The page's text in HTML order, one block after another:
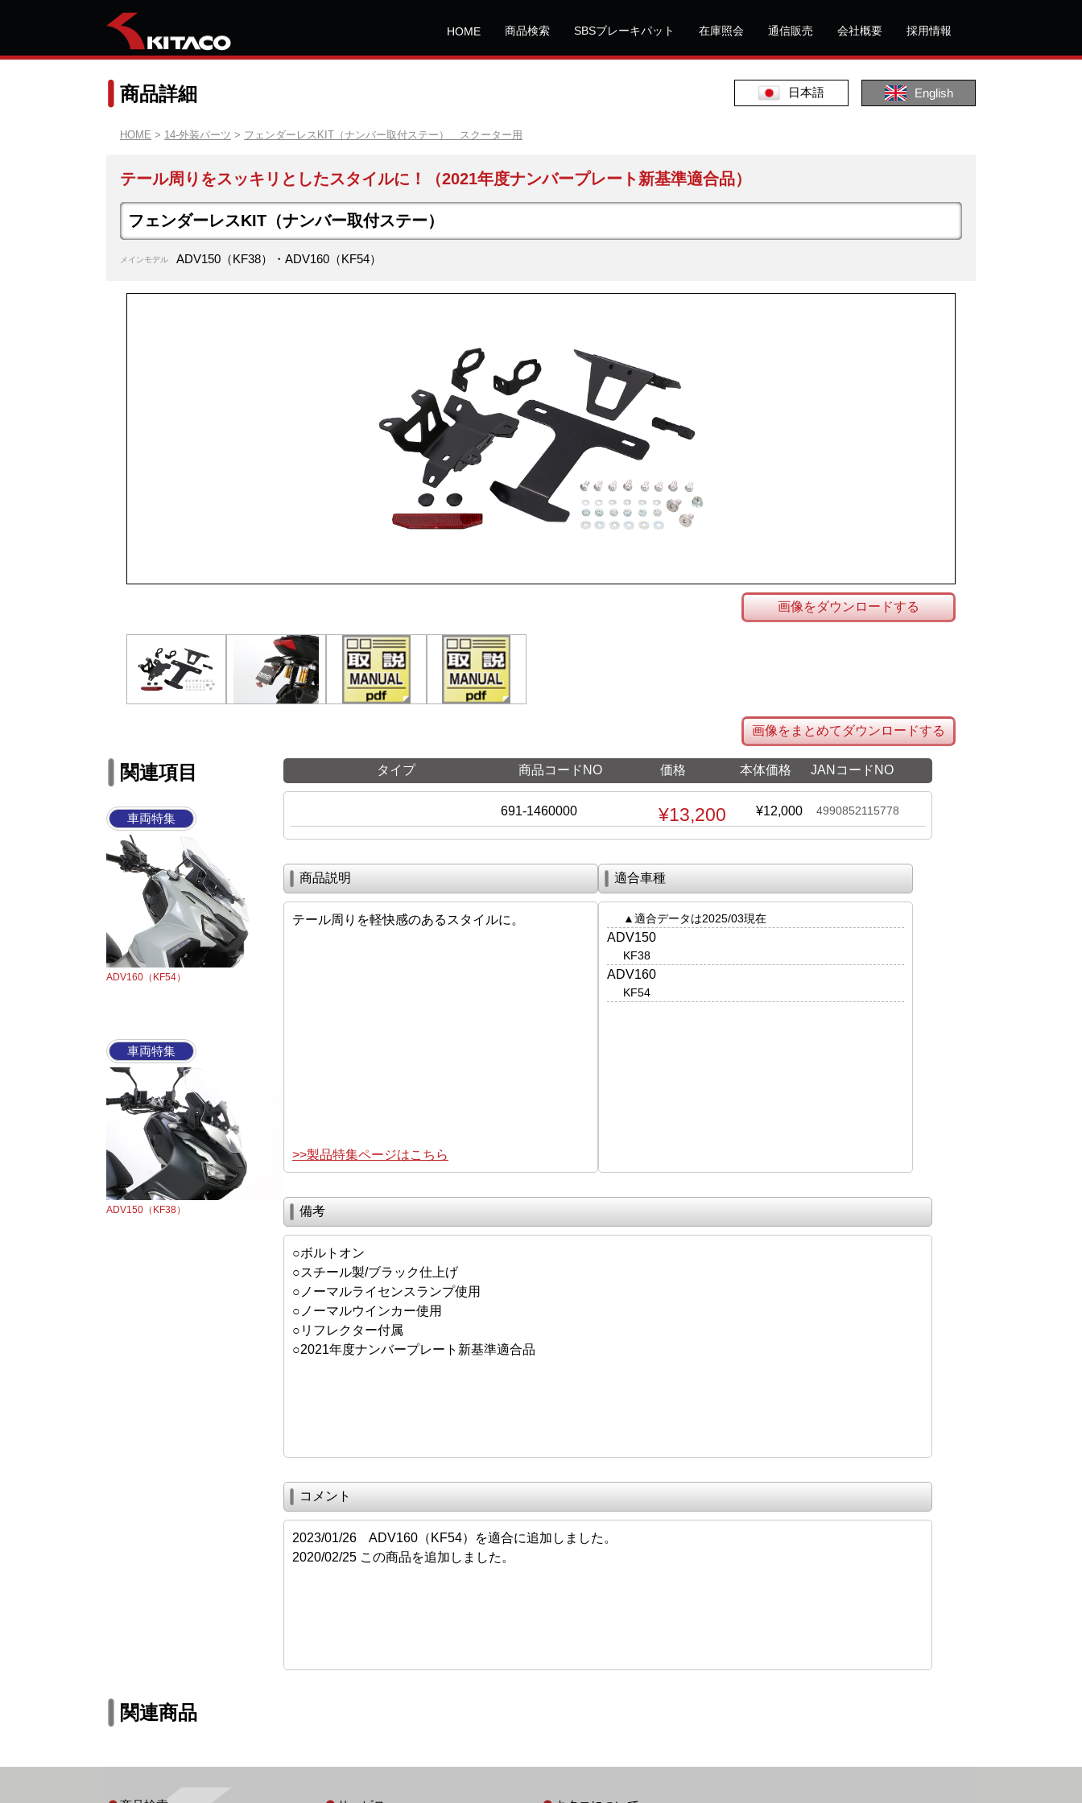
HOME 商品検索 SBSブレーキパット 在庫照会 通信販売 会社概要 採用情報
日本語 English
商品詳細
HOME > 14-外装パーツ > フェンダーレスKIT（ナンバー取付ステー） スクーター用
テール周りをスッキリとしたスタイルに！（2021年度ナンバープレート新基準適合品）
フェンダーレスKIT（ナンバー取付ステー）
メインモデル ADV150（KF38）・ADV160（KF54）
画像をダウンロードする
画像をまとめてダウンロードする
関連項目
車両特集
ADV160（KF54）
車両特集
ADV150（KF38）
タイプ 商品コードNO 価格 本体価格 JANコードNO
691-1460000 ¥13,200 ¥12,000 4990852115778
商品説明
テール周りを軽快感のあるスタイルに。
>>製品特集ページはこちら
適合車種
▲適合データは2025/03現在
ADV150
KF38
ADV160
KF54
備考
○ボルトオン
○スチール製/ブラック仕上げ
○ノーマルライセンスランプ使用
○ノーマルウインカー使用
○リフレクター付属
○2021年度ナンバープレート新基準適合品
コメント
2023/01/26 ADV160（KF54）を適合に追加しました。
2020/02/25 この商品を追加しました。
関連商品